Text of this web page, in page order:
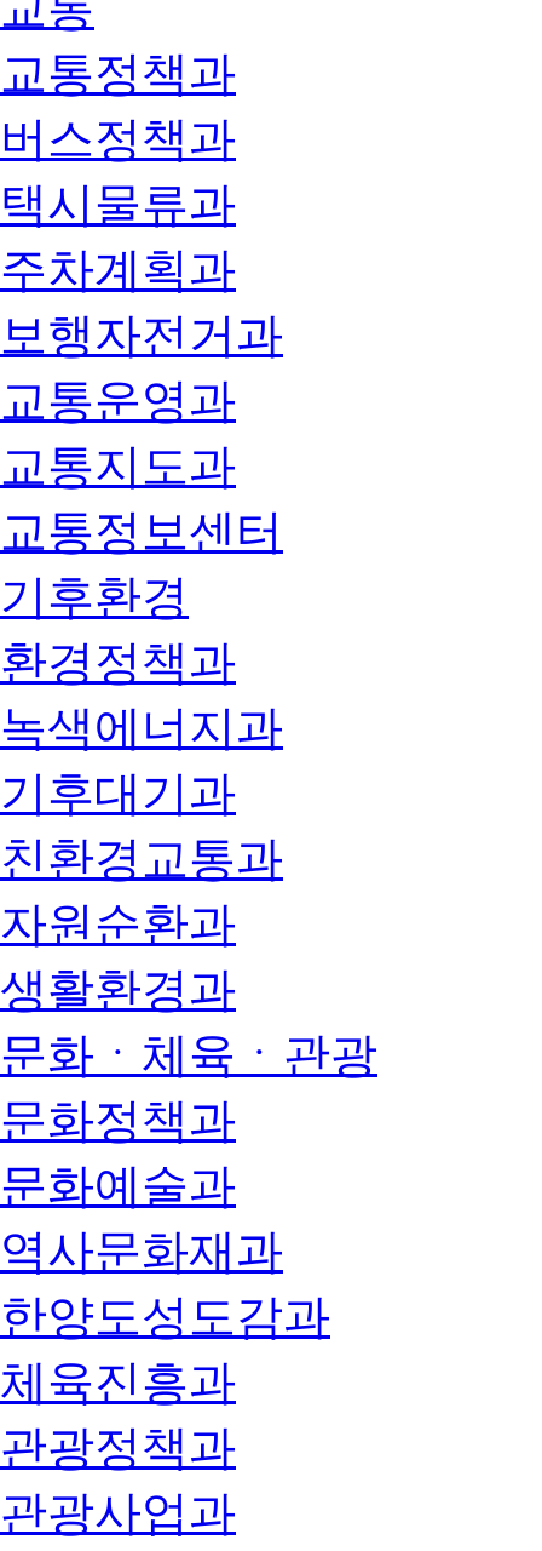
교통정책과
버스정책과
택시물류과
주차계획과
보행자전거과
교통운영과
교통지도과
교통정보센터
기후환경
환경정책과
녹색에너지과
기후대기과
친환경교통과
자원순환과
생활환경과
문화ㆍ체육ㆍ관광
문화정책과
문화예술과
역사문화재과
한양도성도감과
체육진흥과
관광정책과
관광사업과